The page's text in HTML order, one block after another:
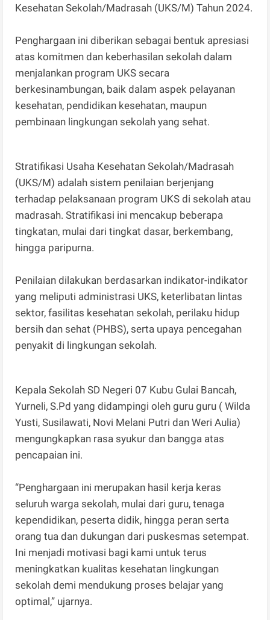
Kesehatan Sekolah/Madrasah (UKS/M) Tahun 2024.
Penghargaan ini diberikan sebagai bentuk apresiasi
atas komitmen dan keberhasilan sekolah dalam
menjalankan program UKS secara
berkesinambungan, baik dalam aspek pelayanan
kesehatan, pendidikan kesehatan, maupun
pembinaan lingkungan sekolah yang sehat.
Stratifikasi Usaha Kesehatan Sekolah/Madrasah
(UKS/M) adalah sistem penilaian berjenjang
terhadap pelaksanaan program UKS di sekolah atau
madrasah. Stratifikasi ini mencakup beberapa
tingkatan, mulai dari tingkat dasar, berkembang,
hingga paripurna.
Penilaian dilakukan berdasarkan indikator-indikator
yang meliputi administrasi UKS, keterlibatan lintas
sektor, fasilitas kesehatan sekolah, perilaku hidup
bersih dan sehat (PHBS), serta upaya pencegahan
penyakit di lingkungan sekolah.
Kepala Sekolah SD Negeri 07 Kubu Gulai Bancah,
Yurneli, S.Pd yang didampingi oleh guru guru ( Wilda
Yusti, Susilawati, Novi Melani Putri dan Weri Aulia)
mengungkapkan rasa syukur dan bangga atas
pencapaian ini.
“Penghargaan ini merupakan hasil kerja keras
seluruh warga sekolah, mulai dari guru, tenaga
kependidikan, peserta didik, hingga peran serta
orang tua dan dukungan dari puskesmas setempat.
Ini menjadi motivasi bagi kami untuk terus
meningkatkan kualitas kesehatan lingkungan
sekolah demi mendukung proses belajar yang
optimal,” ujarnya.